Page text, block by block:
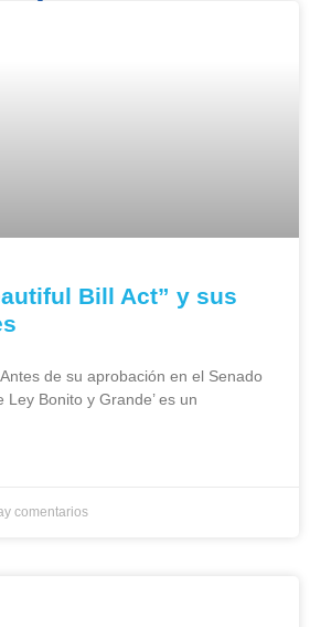
Bill Act” y sus
de su aprobación en el Senado
Ley Bonito y Grande’ es un
comentarios